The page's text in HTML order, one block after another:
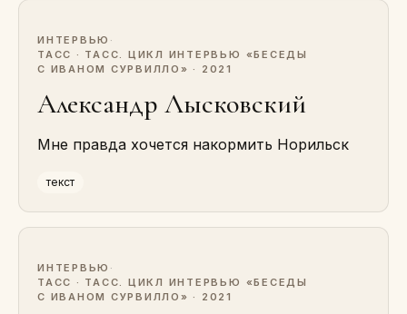
ИНТЕРВЬЮ ·
ТАСС · ТАСС. ЦИКЛ ИНТЕРВЬЮ «БЕСЕДЫ
С ИВАНОМ СУРВИЛЛО» · 2021
Александр Лысковский
Мне правда хочется накормить Норильск
текст
ИНТЕРВЬЮ ·
ТАСС · ТАСС. ЦИКЛ ИНТЕРВЬЮ «БЕСЕДЫ
С ИВАНОМ СУРВИЛЛО» · 2021